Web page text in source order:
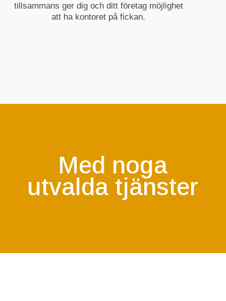
tillsammans ger dig och ditt företag möjlighet
att ha kontoret på fickan.
Med noga
utvalda tjänster